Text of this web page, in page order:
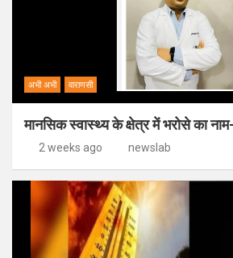
अभी अभी वाराणसी
मानसिक स्वास्थ्य के क्षेत्र में भरोसे का नाम-
2 weeks ago newslab